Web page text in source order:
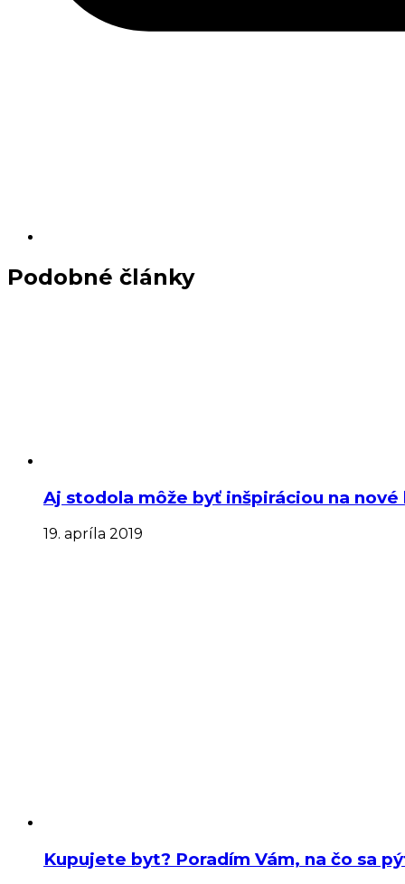
Podobné články
Aj stodola môže byť inšpiráciou na nové
19. apríla 2019
Kupujete byt? Poradím Vám, na čo sa